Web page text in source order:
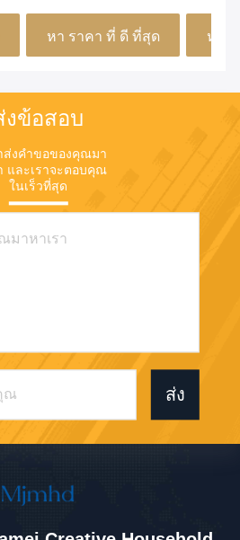
น
พร้อม 16 ช่องสำหรับต่าง
หูและเครื่องประดับ,
ดีไซน์บางเฉียบเหมาะ
หา ราคา ที่ ดี ที่สุด
PVC
| ดีไซน์
ชุดชั้นใ
หา
งข้อสอบ
ส่งคําขอของคุณมา
และเราจะตอบคุณ
ในเร็วที่สุด
ส่ง